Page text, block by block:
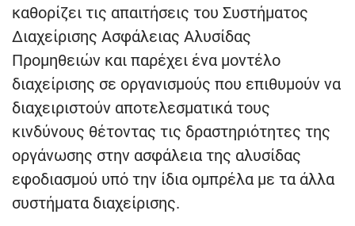
καθορίζει τις απαιτήσεις του Συστήματος
Διαχείρισης Ασφάλειας Αλυσίδας
Προμηθειών και παρέχει ένα μοντέλο
διαχείρισης σε οργανισμούς που επιθυμούν να
διαχειριστούν αποτελεσματικά τους
κινδύνους θέτοντας τις δραστηριότητες της
οργάνωσης στην ασφάλεια της αλυσίδας
εφοδιασμού υπό την ίδια ομπρέλα με τα άλλα
συστήματα διαχείρισης.